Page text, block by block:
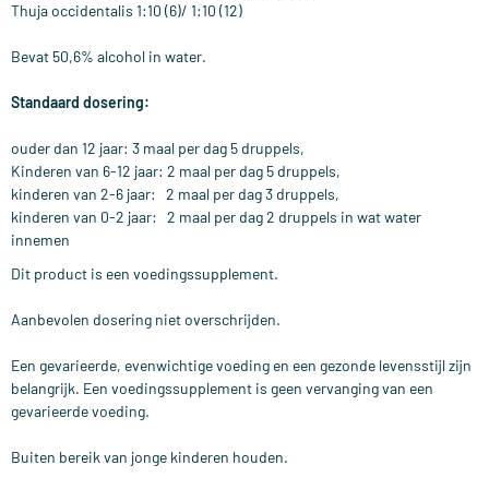
Thuja occidentalis 1:10 (6)/ 1:10 (12)
Bevat 50,6% alcohol in water.
Standaard dosering:
ouder dan 12 jaar: 3 maal per dag 5 druppels,
Kinderen van 6-12 jaar: 2 maal per dag 5 druppels,
kinderen van 2-6 jaar: 2 maal per dag 3 druppels,
kinderen van 0-2 jaar: 2 maal per dag 2 druppels in wat water
innemen
Dit product is een voedingssupplement.
Aanbevolen dosering niet overschrijden.
Een gevarieerde, evenwichtige voeding en een gezonde levensstijl zijn
belangrijk. Een voedingssupplement is geen vervanging van een
gevarieerde voeding.
Buiten bereik van jonge kinderen houden.